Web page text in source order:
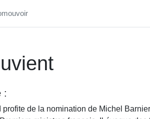
:
de la nomination de Michel